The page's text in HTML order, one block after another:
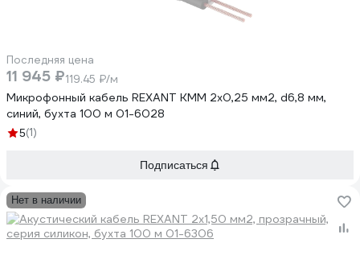
Последняя цена
11 945 ₽119.45 ₽/м
Микрофонный кабель REXANT КММ 2х0,25 мм2, d6,8 мм,
синий, бухта 100 м 01-6028
5(1)
Подписаться
Нет в наличии